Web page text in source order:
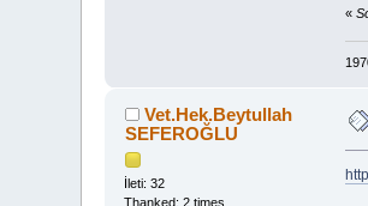
«
Vet.Hek.Beytullah
SEFEROĞLU
İleti: 32
Thanked: 2 times